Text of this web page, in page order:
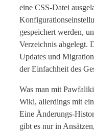
eine CSS-Datei
gespeichert werden,
Verzeichnis abgelegt.
Updates und
der Einfachheit des
Was man mit
Wiki, allerdings mit
Eine Änderungs-
gibt es nur in